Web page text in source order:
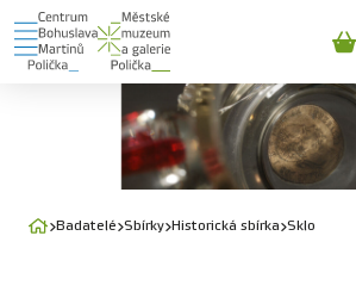
Badatelé Sbírky Historická sbírka Sklo